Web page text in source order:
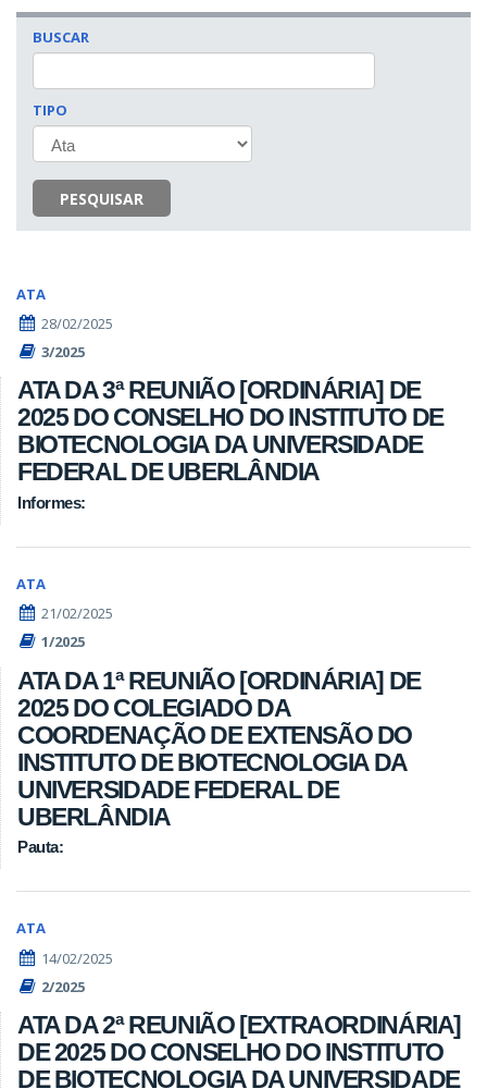
BUSCAR
TIPO
PESQUISAR
ATA
28/02/2025
3/2025
ATA DA 3ª REUNIÃO [ORDINÁRIA] DE
2025 DO CONSELHO DO INSTITUTO DE
BIOTECNOLOGIA DA UNIVERSIDADE
FEDERAL DE UBERLÂNDIA
Informes:
ATA
21/02/2025
1/2025
ATA DA 1ª REUNIÃO [ORDINÁRIA] DE
2025 DO COLEGIADO DA
COORDENAÇÃO DE EXTENSÃO DO
INSTITUTO DE BIOTECNOLOGIA DA
UNIVERSIDADE FEDERAL DE
UBERLÂNDIA
Pauta:
ATA
14/02/2025
2/2025
ATA DA 2ª REUNIÃO [EXTRAORDINÁRIA]
DE 2025 DO CONSELHO DO INSTITUTO
DE BIOTECNOLOGIA DA UNIVERSIDADE